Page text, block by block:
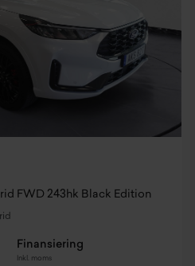
FWD 243hk Black Edition
Finansiering
Inkl. moms